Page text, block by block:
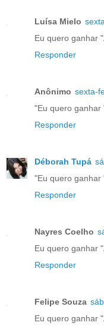
Luísa Mielo
Eu quero ganhar
Responder
Anônimo sexta-
"Eu quero ganhar
Responder
Déborah Tupá
"Eu quero ganhar
Responder
Nayres Coelho
Eu quero ganhar
Responder
Felipe Souza
Eu quero ganhar